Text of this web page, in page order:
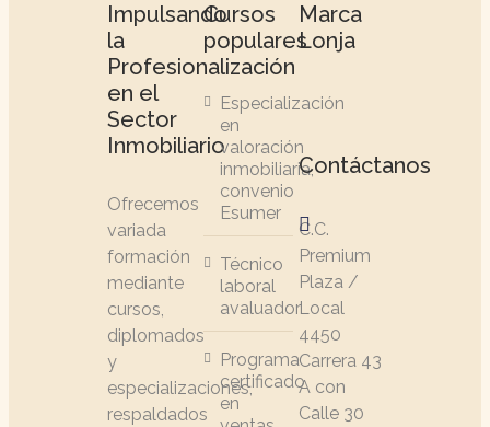
Impulsando
la
Profesionalización
en el
Sector
Inmobiliario
Ofrecemos
variada
formación
mediante
cursos,
diplomados
y
especializaciones,
respaldados
Cursos
populares
Especialización
en
valoración
inmobiliaria,
convenio
Esumer
Técnico
laboral
avaluador
Programa
certificado
en
Marca
Lonja
Contáctanos
C.C.
Premium
Plaza /
Local
4450
Carrera 43
A con
Calle 30